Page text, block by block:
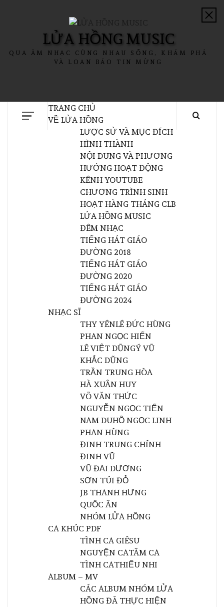
LỬA HỒNG MUSIC
QUA ÂM NHẠC CÙNG NHAU SỐNG, KHÁM PHÁ
VÀ LOAN BÁO TIN MỪNG
TRANG CHỦ
VỀ LỬA HỒNG
LƯỢC SỬ VÀ MỤC ĐÍCH
HÌNH THÀNH
NỘI DUNG VÀ PHƯƠNG
HƯỚNG HOẠT ĐỘNG
KÊNH YOUTUBE
CHƯƠNG TRÌNH SINH
HOẠT HÀNG THÁNG CLB
LỬA HỒNG MUSIC
ĐÊM NHẠC
TIẾNG HÁT GIÁO
ĐƯỜNG 2018
TIẾNG HÁT GIÁO
ĐƯỜNG 2020
TIẾNG HÁT GIÁO
ĐƯỜNG 2024
NHẠC SĨ
THY YÊNLÊ ĐỨC HÙNG
PHAN NGỌC HIẾN
LÊ VIỆT DŨNGÝ VŨ
KHẮC DŨNG
TRẦN TRUNG HÒA
HÀ XUÂN HUY
VÕ VĂN THỨC
NGUYỄN NGỌC TIẾN
NAM DUHỒ NGỌC LINH
PHAN HÙNG
ĐINH TRUNG CHÍNH
ĐINH VŨ
VŨ ĐẠI DƯƠNG
SƠN TÚI ĐỎ
JB THANH HƯNG
QUỐC ÂN
NHÓM LỬA HỒNG
CA KHÚC PDF
TÌNH CA GIÊSU
NGUYỆN CATÂM CA
TÌNH CATHIẾU NHI
ALBUM – MV
CÁC ALBUM NHÓM LỬA
HỒNG ĐÃ THỰC HIỆN